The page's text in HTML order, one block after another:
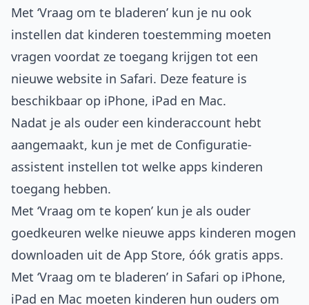
Met ‘Vraag om te bladeren’ kun je nu ook
instellen dat kinderen toestemming moeten
vragen voordat ze toegang krijgen tot een
nieuwe website in Safari. Deze feature is
beschikbaar op iPhone, iPad en Mac.
Nadat je als ouder een kinderaccount hebt
aangemaakt, kun je met de Configuratie-
assistent instellen tot welke apps kinderen
toegang hebben.
Met ‘Vraag om te kopen’ kun je als ouder
goedkeuren welke nieuwe apps kinderen mogen
downloaden uit de App Store, óók gratis apps.
Met ‘Vraag om te bladeren’ in Safari op iPhone,
iPad en Mac moeten kinderen hun ouders om